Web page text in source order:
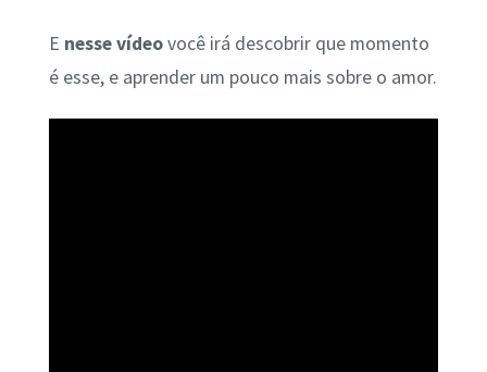
E nesse vídeovocê irá descobrir que momento
é esse, e aprender um pouco mais sobre o amor.